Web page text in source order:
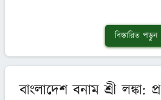
বিস্তারিত পড়ুন
বাংলাদেশ বনাম শ্রী